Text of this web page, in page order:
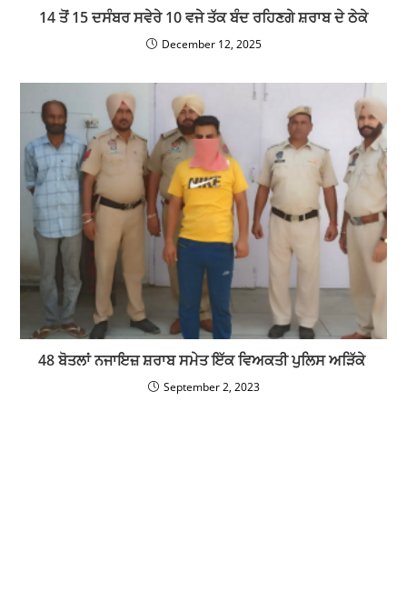
14 ਤੋਂ 15 ਦਸੰਬਰ ਸਵੇਰੇ 10 ਵਜੇ ਤੱਕ ਬੰਦ ਰਹਿਣਗੇ ਸ਼ਰਾਬ ਦੇ ਠੇਕੇ
December 12, 2025
48 ਬੋਤਲਾਂ ਨਜਾਇਜ਼ ਸ਼ਰਾਬ ਸਮੇਤ ਇੱਕ ਵਿਅਕਤੀ ਪੁਲਿਸ ਅੜਿੱਕੇ
September 2, 2023